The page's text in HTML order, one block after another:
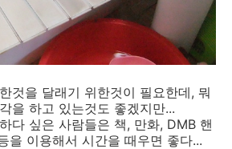
것을 달래기 위한것이 필요한데, 뭐
을 하고 있는것도 좋겠지만...
다 싶은 사람들은 책, 만화, DMB 핸
을 이용해서 시간을 때우면 좋다...